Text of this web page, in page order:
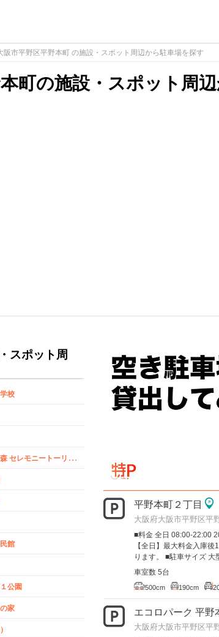
阪市平野区平野本町 の施設・スポット周辺から駐車場を探す
町の施設・スポット周
スポット周
校
平
野・久宝寺の森 セレモニートーリン｜大阪市の葬儀・葬式
館
公園
家
平野本町２丁目
大阪府大阪市平野区平
■料金 全日 08:00-22:00
【全日】最大料金入庫
ります。 ■駐車サイズ
車室数 5台
500cm 190cm
エコロパーク 平野
大阪府大阪市平野区平